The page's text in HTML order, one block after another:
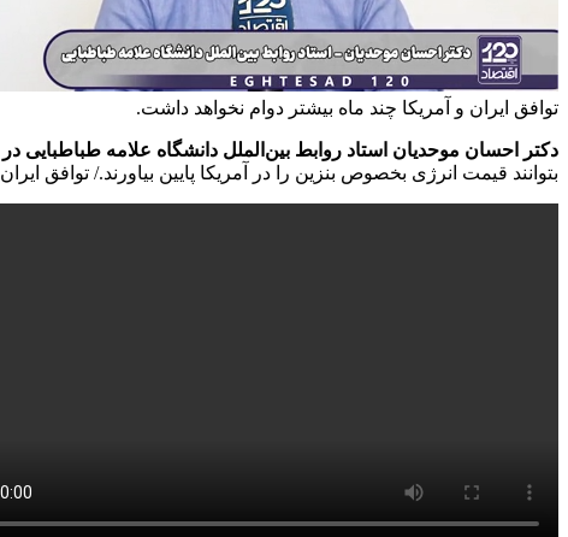
توافق ایران و آمریکا چند ماه بیشتر دوام نخواهد داشت.
دکتر احسان موحدیان استاد روابط بین‌الملل دانشگاه علامه طباطبایی در
بتوانند قیمت‌ انرژی بخصوص بنزین را در آمریکا پایین بیاورند./ توافق